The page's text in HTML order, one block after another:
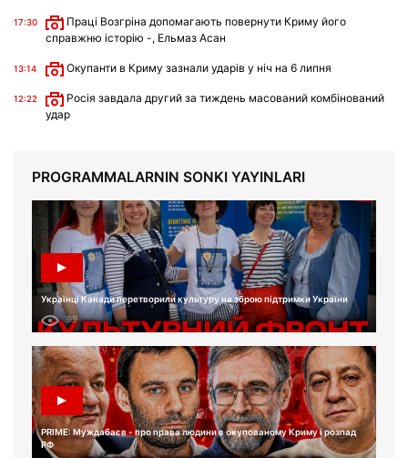
17:30
Праці Возгріна допомагають повернути Криму його
справжню історію -, Ельмаз Асан
13:14 Окупанти в Криму зазнали ударів у ніч на 6 липня
12:22
Росія завдала другий за тиждень масований комбінований
удар
PROGRAMMALARNIN SONKI YAYINLARI
Українці Канади перетворили культуру на зброю підтримки України
99
PRIME: Муждабаєв - про права людини в окупованому Криму і розпад
РФ